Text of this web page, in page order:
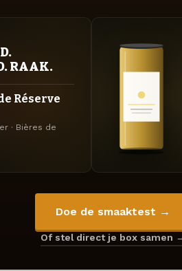
RAAK.
Réserve
· Bières de
Doe de smaaktest →
Of stel direct je box samen